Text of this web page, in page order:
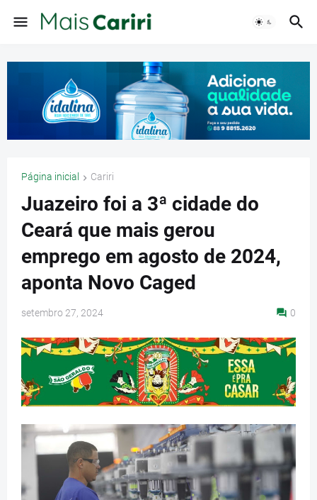
Página inicial Cariri
Juazeiro foi a 3ª cidade do
Ceará que mais gerou
emprego em agosto de 2024,
aponta Novo Caged
setembro 27, 2024 0